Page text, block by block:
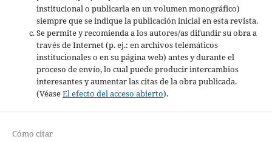
institucional o publicarla en un volumen monográfico)
siempre que se indique la publicación inicial en esta revista.
Se permite y recomienda a los autores/as difundir su obra a
través de Internet (p. ej.: en archivos telemáticos
institucionales o en su página web) antes y durante el
proceso de envío, lo cual puede producir intercambios
interesantes y aumentar las citas de la obra publicada.
(VéaseEl efecto del acceso abierto).
Cómo citar